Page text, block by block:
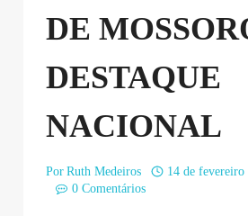
DE
DESTAQUE
NACIONAL
Por Ruth Medeiros
14 de fevereiro
0 Comentários